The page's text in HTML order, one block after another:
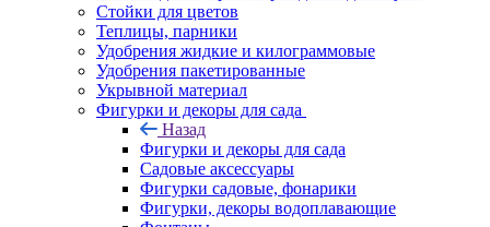
Стойки для цветов
Теплицы, парники
Удобрения жидкие и килограммовые
Удобрения пакетированные
Укрывной материал
Фигурки и декоры для сада
Назад
Фигурки и декоры для сада
Садовые аксессуары
Фигурки садовые, фонарики
Фигурки, декоры водоплавающие